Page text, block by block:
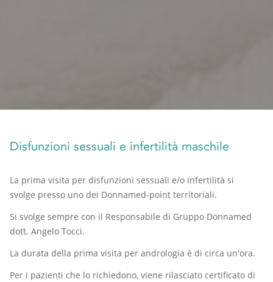
Disfunzioni sessuali e infertilità maschile
La prima visita per disfunzioni sessuali e/o infertilità si
svolge presso uno dei Donnamed-point territoriali.
Si svolge sempre con il Responsabile di Gruppo Donnamed
dott. Angelo Tocci.
La durata della prima visita per andrologia è di circa un'ora.
Per i pazienti che lo richiedono, viene rilasciato certificato di